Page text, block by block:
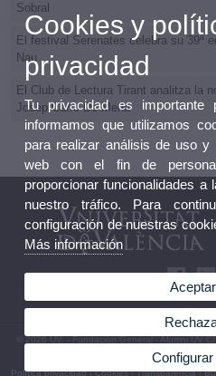
Sobral
El festival Serenates celebra su 39ª
Nau
El Club de Lectura Tirant analitza la
Josep Carro De Mena
© 2026 UV. - Fundación General - Alumni UV
Tel: (+34) 96
Política privacidad|Cookies|Transparencia|
Cookies y
privacidad
Tu privacidad es
informamos que utilizamos
para realizar análisis de uso y
web con el fin de
proporcionar funcionalidades
nuestro tráfico. Para
configuración de nuestras
Más información